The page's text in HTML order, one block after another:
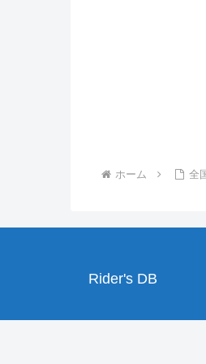
ホーム 全
Rider's DB